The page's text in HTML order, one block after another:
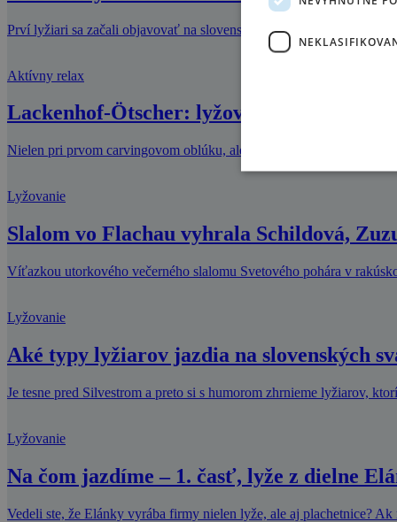
Prví lyžiari sa začali objavovať na slovenských svahoch na prelome
Aktívny relax
Lackenhof-Ötscher: lyžovačka s výhľadom
Nielen pri prvom carvingovom oblúku, ale aj pri jednoduchom
Lyžovanie
Slalom vo Flachau vyhrala Schildová,
Víťazkou utorkového večerného slalomu Svetového pohára v
Lyžovanie
Aké typy lyžiarov jazdia na slovenských
Je tesne pred Silvestrom a preto si s humorom zhrnieme lyžiarov,
Lyžovanie
Na čom jazdíme – 1. časť, lyže z dielne
Vedeli ste, že Elánky vyrába firmy nielen lyže, ale aj plachetnice?